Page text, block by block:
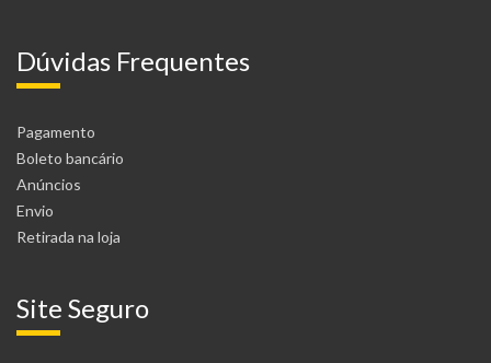
Dúvidas Frequentes
Pagamento
Boleto bancário
Anúncios
Envio
Retirada na loja
Site Seguro